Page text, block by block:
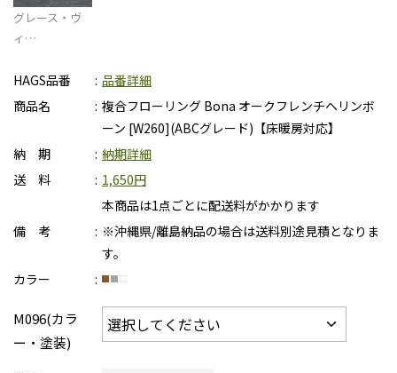
グレース・ヴ
ィ…
HAGS品番
品番詳細
商品名
複合フローリング Bona オークフレンチヘリンボ
ーン [W260](ABCグレード)【床暖房対応】
納 期
納期詳細
送 料
1,650円
本商品は1点ごとに配送料がかかります
備 考
※沖縄県/離島納品の場合は送料別途見積となりま
す。
カラー
M096(カラ
ー・塗装)